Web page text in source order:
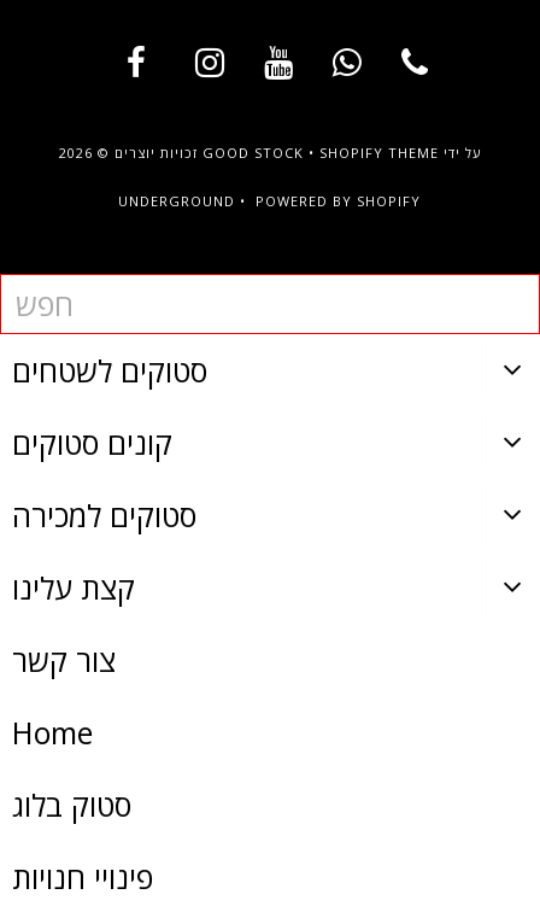
GOOD STOCK • SHOPIFY THEME
UNDERGROUND • POWERED BY SHOPIFY
סטוקים לשטחים
קונים סטוקים
סטוקים למכירה
קצת עלינו
צור קשר
Home
סטוק בלוג
פינויי חנויות